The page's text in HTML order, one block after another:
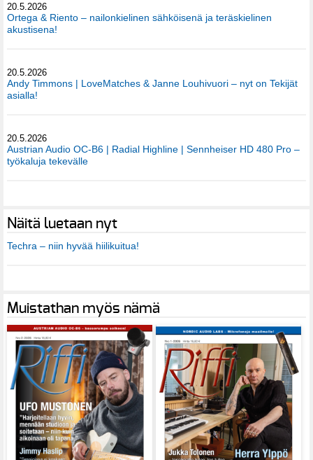
20.5.2026
Ortega & Riento – nailonkielinen sähköisenä ja teräskielinen
akustisena!
20.5.2026
Andy Timmons | LoveMatches & Janne Louhivuori – nyt on Tekijät
asialla!
20.5.2026
Austrian Audio OC-B6 | Radial Highline | Sennheiser HD 480 Pro –
työkaluja tekevälle
Näitä luetaan nyt
Techra – niin hyvää hiilikuitua!
Muistathan myös nämä